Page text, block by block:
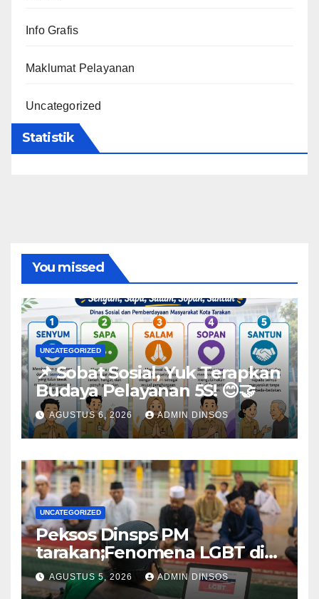
Info Grafis
Maklumat Pelayanan
Uncategorized
Statistik
You missed
UNCATEGORIZED
📌 Sobat Sosial, Yuk Terapkan
Budaya Pelayanan 5S! 😊🤝
AGUSTUS 6, 2026 ADMIN DINSOS
UNCATEGORIZED
Peksos Dinsps PM
tarakan;Fenomena LGBT di
Sekitar Kita, Apa yang Harus
Dilakukan?
AGUSTUS 5, 2026 ADMIN DINSOS